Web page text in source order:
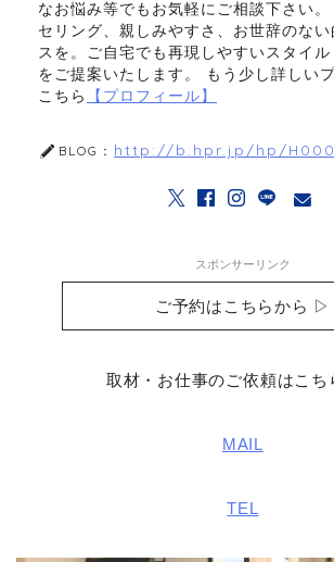
なお悩み等でもお気軽にご相談下さい
セリング、親しみやすさ、お世辞のない
スを。ご自宅でも再現しやすいスタイ
をご提案いたします。 もう少し詳しい
こちら
【プロフィール】
BLOG： http://b.hpr.jp/hp/
スポンサーリンク
ご予約はこちらから ▷
取材・お仕事のご依頼はこち
MAIL
TEL